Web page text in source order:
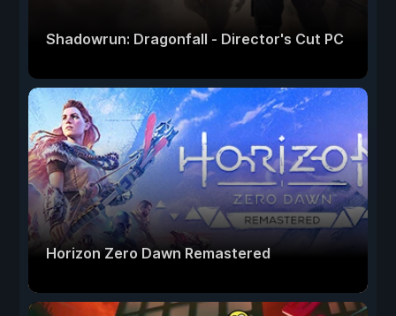
Shadowrun: Dragonfall - Director's Cut PC
Horizon Zero Dawn Remastered